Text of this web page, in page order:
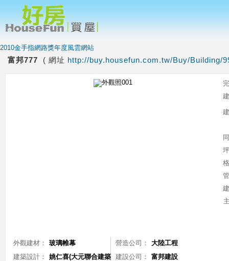
2010金手指網路獎年度風雲網站
富邦777 ( 網址 http://buy.housefun.com.tw/Buy/Building/
外觀建材： 玻璃帷幕 營造公司：
大陸工程
建築設計：
姚仁喜(大元聯合建築 建設公司： 富邦建設